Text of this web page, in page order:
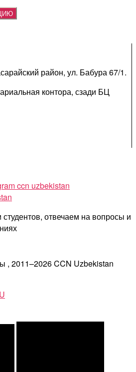
район, ул. Бабура 67/1.
контора, сзади БЦ
отвечаем на вопросы и
, 2011–2026CCN Uzbekistan